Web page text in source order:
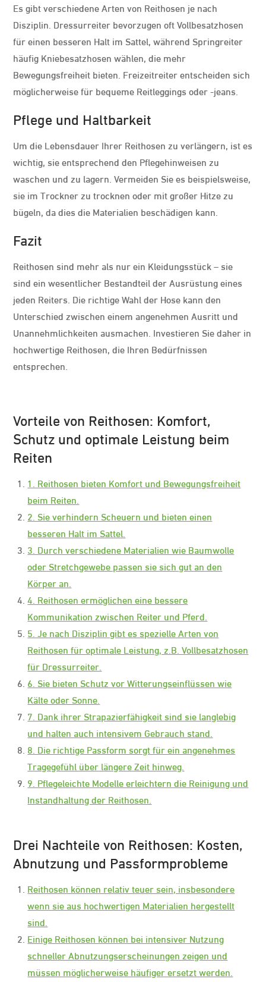
Es gibt verschiedene Arten von Reithosen je nach
Disziplin. Dressurreiter bevorzugen oft Vollbesatzhosen
für einen besseren Halt im Sattel, während Springreiter
häufig Kniebesatzhosen wählen, die mehr
Bewegungsfreiheit bieten. Freizeitreiter entscheiden sich
möglicherweise für bequeme Reitleggings oder -jeans.
Pflege und Haltbarkeit
Um die Lebensdauer Ihrer Reithosen zu verlängern, ist es
wichtig, sie entsprechend den Pflegehinweisen zu
waschen und zu lagern. Vermeiden Sie es beispielsweise,
sie im Trockner zu trocknen oder mit großer Hitze zu
bügeln, da dies die Materialien beschädigen kann.
Fazit
Reithosen sind mehr als nur ein Kleidungsstück – sie
sind ein wesentlicher Bestandteil der Ausrüstung eines
jeden Reiters. Die richtige Wahl der Hose kann den
Unterschied zwischen einem angenehmen Ausritt und
Unannehmlichkeiten ausmachen. Investieren Sie daher in
hochwertige Reithosen, die Ihren Bedürfnissen
entsprechen.
Vorteile von Reithosen: Komfort,
Schutz und optimale Leistung beim
Reiten
1. Reithosen bieten Komfort und Bewegungsfreiheit
beim Reiten.
2. Sie verhindern Scheuern und bieten einen
besseren Halt im Sattel.
3. Durch verschiedene Materialien wie Baumwolle
oder Stretchgewebe passen sie sich gut an den
Körper an.
4. Reithosen ermöglichen eine bessere
Kommunikation zwischen Reiter und Pferd.
5. Je nach Disziplin gibt es spezielle Arten von
Reithosen für optimale Leistung, z.B. Vollbesatzhosen
für Dressurreiter.
6. Sie bieten Schutz vor Witterungseinflüssen wie
Kälte oder Sonne.
7. Dank ihrer Strapazierfähigkeit sind sie langlebig
und halten auch intensivem Gebrauch stand.
8. Die richtige Passform sorgt für ein angenehmes
Tragegefühl über längere Zeit hinweg.
9. Pflegeleichte Modelle erleichtern die Reinigung und
Instandhaltung der Reithosen.
Drei Nachteile von Reithosen: Kosten,
Abnutzung und Passformprobleme
Reithosen können relativ teuer sein, insbesondere
wenn sie aus hochwertigen Materialien hergestellt
sind.
Einige Reithosen können bei intensiver Nutzung
schneller Abnutzungserscheinungen zeigen und
müssen möglicherweise häufiger ersetzt werden.